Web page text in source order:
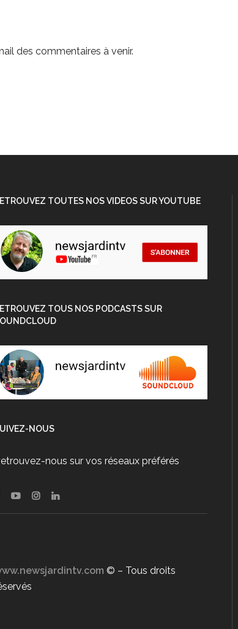
des commentaires à venir.
TOUTES NOS VIDEOS SUR YOUTUBE
TOUS NOS PODCASTS SUR
NOUS
nous sur vos réseaux préférés
© – Tous droits